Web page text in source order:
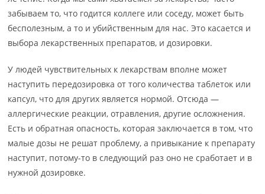
забываем то, что годится коллеге или соседу, может быть
бесполезным, а то и убийственным для нас. Это касается и
выбора лекарственных препаратов, и дозировки.
У людей чувствительных к лекарствам вполне может
наступить передозировка от того количества таблеток или
капсул, что для других является нормой. Отсюда —
аллергические реакции, отравления, другие осложнения.
Есть и обратная опасность, которая заключается в том, что
малые дозы не решат проблему, а привыкание к препарату
наступит, потому-то в следующий раз оно не сработает и в
нужной дозировке.